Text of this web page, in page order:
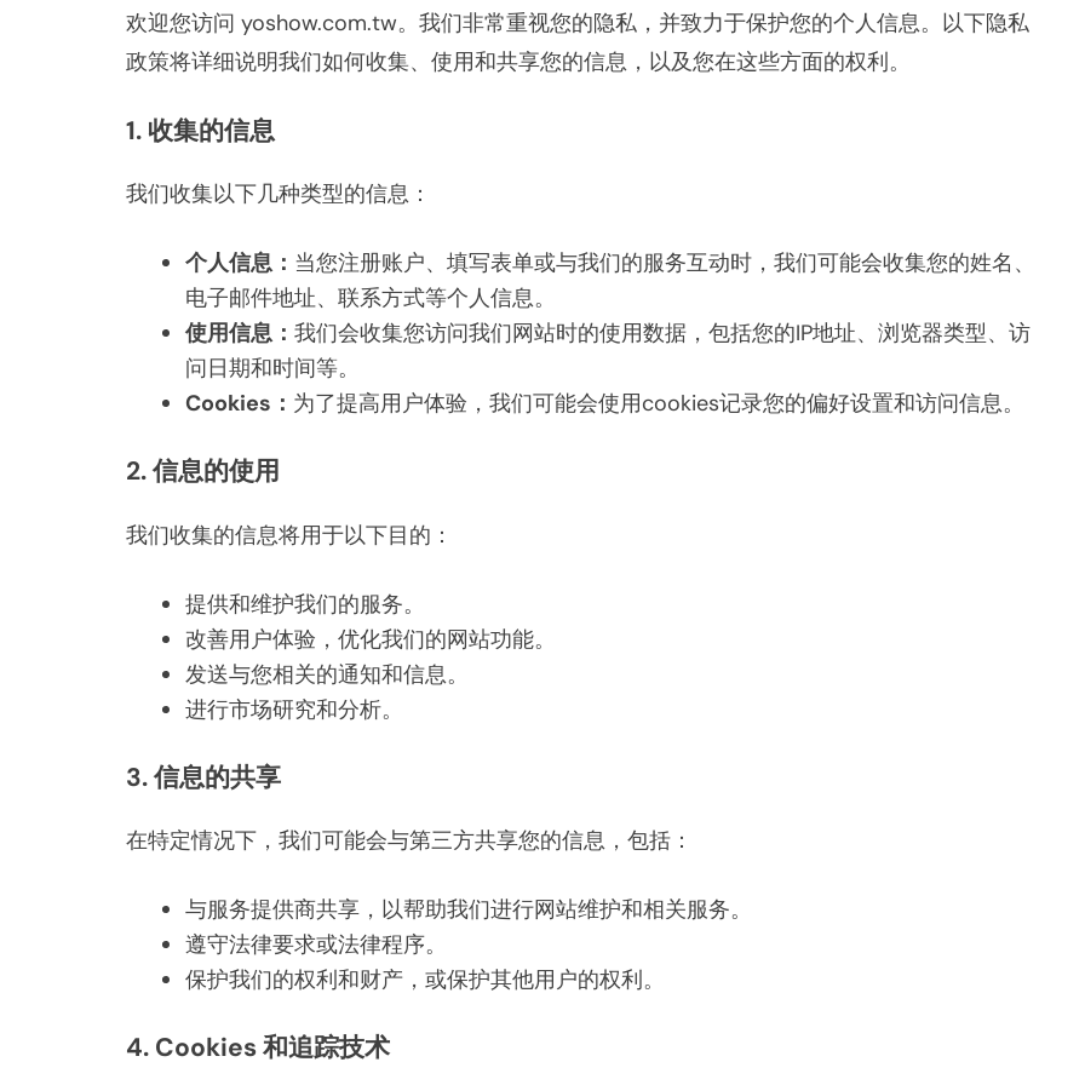
欢迎您访问 yoshow.com.tw。我们非常重视您的隐私，并致力于保护您的个人信息。以下隐私
政策将详细说明我们如何收集、使用和共享您的信息，以及您在这些方面的权利。
1. 收集的信息
我们收集以下几种类型的信息：
个人信息： 当您注册账户、填写表单或与我们的服务互动时，我们可能会收集您的姓名、
电子邮件地址、联系方式等个人信息。
使用信息： 我们会收集您访问我们网站时的使用数据，包括您的IP地址、浏览器类型、访
问日期和时间等。
Cookies： 为了提高用户体验，我们可能会使用cookies记录您的偏好设置和访问信息。
2. 信息的使用
我们收集的信息将用于以下目的：
提供和维护我们的服务。
改善用户体验，优化我们的网站功能。
发送与您相关的通知和信息。
进行市场研究和分析。
3. 信息的共享
在特定情况下，我们可能会与第三方共享您的信息，包括：
与服务提供商共享，以帮助我们进行网站维护和相关服务。
遵守法律要求或法律程序。
保护我们的权利和财产，或保护其他用户的权利。
4. Cookies 和追踪技术